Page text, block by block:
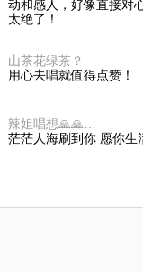
动和感人，好像直接对
太绝了！
山茶花绿茶？
用心去唱就值得点赞！
茫茫人海刷到你 愿你生